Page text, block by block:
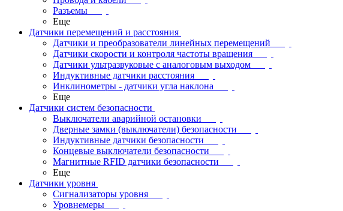
Разъемы
Еще
Датчики перемещений и расстояния
Датчики и преобразователи линейных перемещений
Датчики скорости и контроля частоты вращения
Датчики ультразвуковые с аналоговым выходом
Индуктивные датчики расстояния
Инклинометры - датчики угла наклона
Еще
Датчики систем безопасности
Выключатели аварийной остановки
Дверные замки (выключатели) безопасности
Индуктивные датчики безопасности
Концевые выключатели безопасности
Магнитные RFID датчики безопасности
Еще
Датчики уровня
Сигнализаторы уровня
Уровнемеры